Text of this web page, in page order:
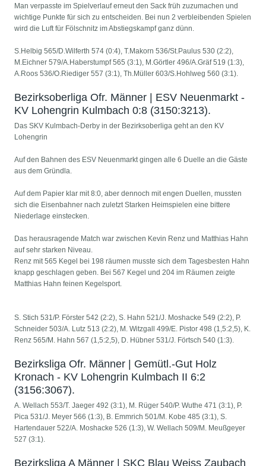
Man verpasste im Spielverlauf erneut den Sack früh zuzumachen und
wichtige Punkte für sich zu entscheiden. Bei nun 2 verbleibenden Spielen
wird die Luft für Fölschnitz im Abstiegskampf ganz dünn.
S.Helbig 565/D.Wilferth 574 (0:4), T.Makorn 536/St.Paulus 530 (2:2),
M.Eichner 579/A.Haberstumpf 565 (3:1), M.Görtler 496/A.Gräf 519 (1:3),
A.Roos 536/O.Riediger 557 (3:1), Th.Müller 603/S.Hohlweg 560 (3:1).
Bezirksoberliga Ofr. Männer | ESV Neuenmarkt -
KV Lohengrin Kulmbach 0:8 (3150:3213).
Das SKV Kulmbach-Derby in der Bezirksoberliga geht an den KV
Lohengrin
Auf den Bahnen des ESV Neuenmarkt gingen alle 6 Duelle an die Gäste
aus dem Gründla.
Auf dem Papier klar mit 8:0, aber dennoch mit engen Duellen, mussten
sich die Eisenbahner nach zuletzt Starken Heimspielen eine bittere
Niederlage einstecken.
Das herausragende Match war zwischen Kevin Renz und Matthias Hahn
auf sehr starken Niveau.
Renz mit 565 Kegel bei 198 räumen musste sich dem Tagesbesten Hahn
knapp geschlagen geben. Bei 567 Kegel und 204 im Räumen zeigte
Matthias Hahn feinen Kegelsport.
S. Stich 531/P. Förster 542 (2:2), S. Hahn 521/J. Moshacke 549 (2:2), P.
Schneider 503/A. Lutz 513 (2:2), M. Witzgall 499/E. Pistor 498 (1,5:2,5), K.
Renz 565/M. Hahn 567 (1,5:2,5), D. Hübner 531/J. Förtsch 540 (1:3).
Bezirksliga Ofr. Männer | Gemütl.-Gut Holz
Kronach - KV Lohengrin Kulmbach II 6:2
(3156:3067).
A. Wellach 553/T. Jaeger 492 (3:1), M. Rüger 540/P. Wuthe 471 (3:1), P.
Pica 531/J. Meyer 566 (1:3), B. Emmrich 501/M. Kobe 485 (3:1), S.
Hartendauer 522/A. Moshacke 526 (1:3), W. Wellach 509/M. Meußgeyer
527 (3:1).
Bezirksliga A Männer | SKC Blau Weiss Zaubach